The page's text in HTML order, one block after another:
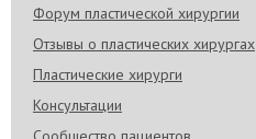
Форум пластической хирургии
Отзывы о пластических хирургах
Пластические хирурги
Консультации